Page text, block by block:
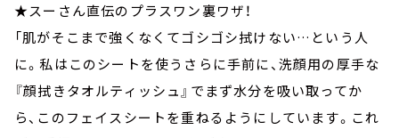
★スーさん直伝のプラスワン裏ワザ！
「肌がそこまで強くなくてゴシゴシ拭けない…という人
に。私はこのシートを使うさらに手前に、洗顔用の厚手な
『顔拭きタオルティッシュ』でまず水分を吸い取ってか
ら、このフェイスシートを重ねるようにしています。これ